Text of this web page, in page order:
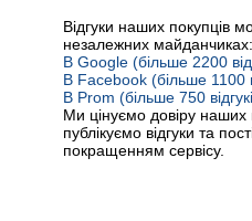
Відгуки наших покупців
незалежних майданчиках:
В Google (більше 2200
В Facebook (більше 1100
В Prom (більше 750
Ми цінуємо довіру наших
публікуємо відгуки та
покращенням сервісу.